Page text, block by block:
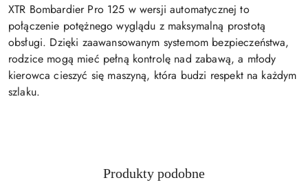
XTR Bombardier Pro 125 w wersji automatycznej to
połączenie potężnego wyglądu z maksymalną prostotą
obsługi. Dzięki zaawansowanym systemom bezpieczeństwa,
rodzice mogą mieć pełną kontrolę nad zabawą, a młody
kierowca cieszyć się maszyną, która budzi respekt na każdym
szlaku.
Pomiń karuzelę produktów
Produkty
Produkty podobne